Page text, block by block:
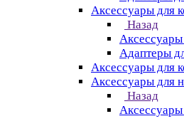
Аксессуары для
Назад
Адаптеры
Аксессуары для
Аксессуары для
Назад